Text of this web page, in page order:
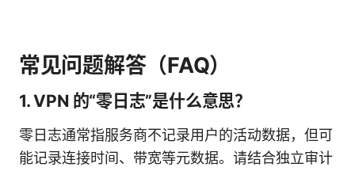
常见问题解答（FAQ）
1. VPN 的“零日志”是什么意思？
零日志通常指服务商不记录用户的活动数据，但可
能记录连接时间、带宽等元数据。请结合独立审计